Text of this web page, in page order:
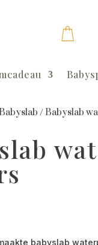
Babyslab / Babyslab
babyslab